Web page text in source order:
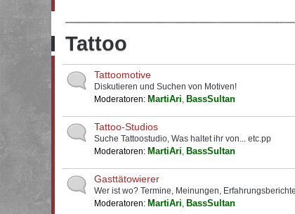
Tattoo
Tattoomotive
Diskutieren und Suchen von Motiven!
Moderatoren: MartiAri, BassSultan
Tattoo-Studios
Suche Tattoostudio, Was haltet ihr von... etc.pp
Moderatoren: MartiAri, BassSultan
Gasttätowierer
Wer ist wo? Termine, Meinungen,
Moderatoren: MartiAri, BassSultan